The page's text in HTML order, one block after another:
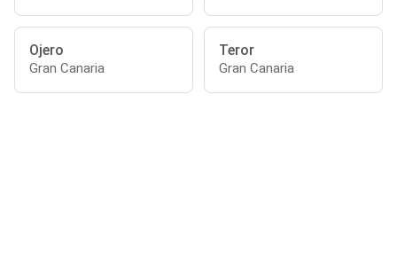
Ojero
Gran Canaria
Teror
Gran Canaria